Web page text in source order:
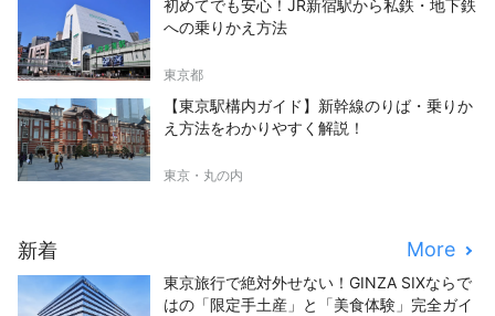
初めてでも安心！JR新宿駅から私鉄・地下鉄
への乗りかえ方法
東京都
【東京駅構内ガイド】新幹線のりば・乗りか
え方法をわかりやすく解説！
東京・丸の内
新着 More
東京旅行で絶対外せない！GINZA SIXならで
はの「限定手土産」と「美食体験」完全ガイ